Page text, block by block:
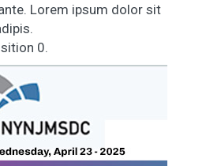
Lorem ipsum dolor sit
0.